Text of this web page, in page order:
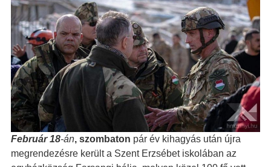
Február 18-án, szombaton pár év kihagyás után újra
megrendezésre került a Szent Erzsébet iskolában az